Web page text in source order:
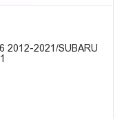
2021/SUBARU